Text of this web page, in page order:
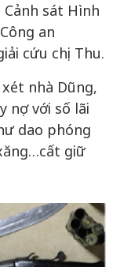
sát Hình
an
cứu chị Thu.
nhà Dũng,
nợ với số lãi
dao phóng
giữ